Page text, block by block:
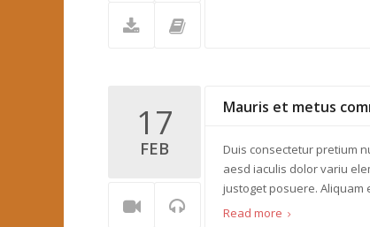
17
FEB
Mauris et metus
Duis consectetur pretium
aesd iaculis dolor variu
justoget posuere. Aliquam
Read more